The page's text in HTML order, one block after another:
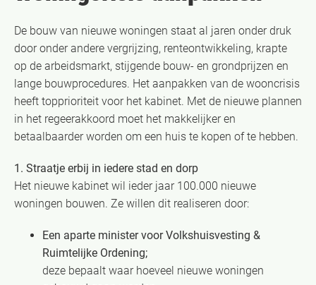
De bouw van nieuwe woningen staat al jaren onder druk
door onder andere vergrijzing, renteontwikkeling, krapte
op de arbeidsmarkt, stijgende bouw- en grondprijzen en
lange bouwprocedures. Het aanpakken van de wooncrisis
heeft topprioriteit voor het kabinet. Met de nieuwe plannen
in het regeerakkoord moet het makkelijker en
betaalbaarder worden om een huis te kopen of te hebben.
1. Straatje erbij in iedere stad en dorp
Het nieuwe kabinet wil ieder jaar 100.000 nieuwe
woningen bouwen. Ze willen dit realiseren door:
Een aparte minister voorVolkshuisvesting &
Ruimtelijke Ordening;
deze bepaalt waar hoeveel nieuwe woningen